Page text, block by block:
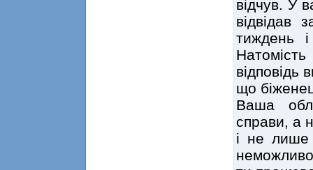
відчув. У
тиждень
відповідь
що
Ваша
справи, а
і не лише